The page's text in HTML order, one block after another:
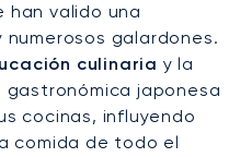
han valido una
galardones.
culinaria y la
japonesa
cocinas, influyendo
comida de todo el